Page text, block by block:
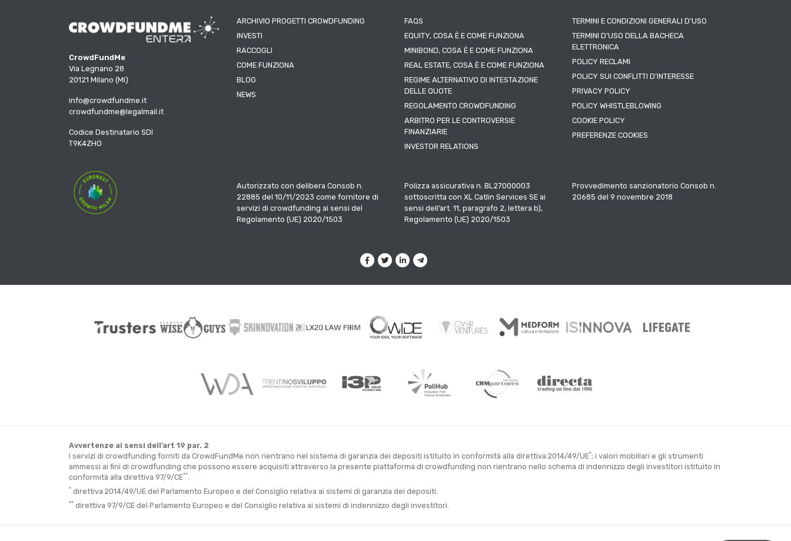
CrowdFundMe
Via Legnano 28
20121 Milano (MI)
info@crowdfundme.it
crowdfundme@legalmail.it
Codice Destinatario SDI
T9K4ZHO
ARCHIVIO PROGETTI CROWDFUNDING
INVESTI
RACCOGLI
COME FUNZIONA
BLOG
NEWS
FAQS
EQUITY, COSA È E COME FUNZIONA
MINIBOND, COSA È E COME FUNZIONA
REAL ESTATE, COSA È E COME FUNZIONA
REGIME ALTERNATIVO DI INTESTAZIONE
DELLE QUOTE
REGOLAMENTO CROWDFUNDING
ARBITRO PER LE CONTROVERSIE
FINANZIARIE
INVESTOR RELATIONS
TERMINI E CONDIZIONI GENERALI D’USO
TERMINI D’USO DELLA BACHECA
ELETTRONICA
POLICY RECLAMI
POLICY SUI CONFLITTI D’INTERESSE
PRIVACY POLICY
POLICY WHISTLEBLOWING
COOKIE POLICY
PREFERENZE COOKIES
Autorizzato con delibera Consob n.
22885 del 10/11/2023 come fornitore di
servizi di crowdfunding ai sensi del
Regolamento (UE) 2020/1503
Polizza assicurativa n. BL27000003
sottoscritta con XL Catlin Services SE ai
sensi dell’art. 11, paragrafo 2, lettera b),
Regolamento (UE) 2020/1503
Provvedimento sanzionatorio Consob n.
20685 del 9 novembre 2018
Avvertenze ai sensi dell’art 19 par. 2
I servizi di crowdfunding forniti da CrowdFundMe non rientrano nel sistema di garanzia dei depositi istituito in conformità alla direttiva 2014/49/UE*; i valori mobiliari e gli strumenti
ammessi ai fini di crowdfunding che possono essere acquisiti attraverso la presente piattaforma di crowdfunding non rientrano nello schema di indennizzo degli investitori istituito in
conformità alla direttiva 97/9/CE**
* direttiva 2014/49/UE del Parlamento Europeo e del Consiglio relativa ai sistemi di garanzia dei depositi.
** direttiva 97/9/CE del Parlamento Europeo e del Consiglio relativa ai sistemi di indennizzo degli investitori.